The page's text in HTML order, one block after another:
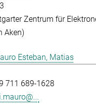
Zentrum für
Aken)
Esteban, Matias
711 689-1628